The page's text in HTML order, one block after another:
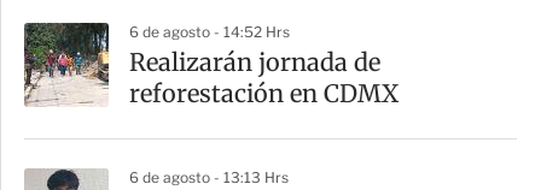
6 de agosto - 14:52 Hrs
Realizarán jornada de
reforestación en CDMX
6 de agosto - 13:13 Hrs